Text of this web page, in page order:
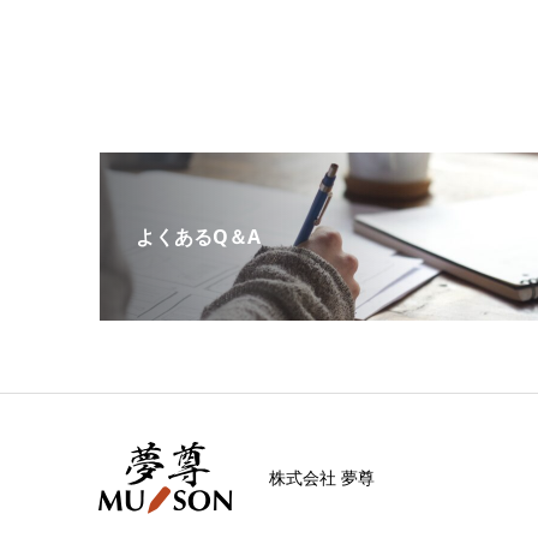
よくあるQ＆A
株式会社 夢尊